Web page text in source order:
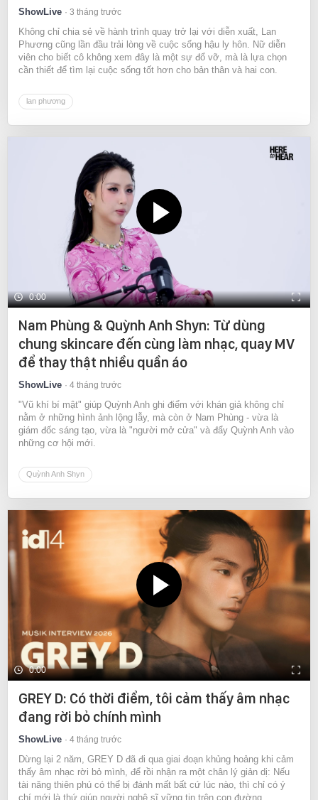
ShowLive 3 tháng trước
Không chỉ chia sẻ về hành trình quay trở lại với diễn xuất, Lan
Phương cũng lần đầu trải lòng về cuộc sống hậu ly hôn. Nữ diễn
viên cho biết cô không xem đây là một sự đổ vỡ, mà là lựa chọn
cần thiết để tìm lại cuộc sống tốt hơn cho bản thân và hai con.
lan phương
0:00
Nam Phùng & Quỳnh Anh Shyn: Từ dùng
chung skincare đến cùng làm nhạc, quay MV
để thay thật nhiều quần áo
ShowLive 4 tháng trước
"Vũ khí bí mật" giúp Quỳnh Anh ghi điểm với khán giả không chỉ
nằm ở những hình ảnh lộng lẫy, mà còn ở Nam Phùng - vừa là
giám đốc sáng tạo, vừa là "người mở cửa" và đẩy Quỳnh Anh vào
những cơ hội mới.
Quỳnh Anh Shyn
0:00
GREY D: Có thời điểm, tôi cảm thấy âm nhạc
đang rời bỏ chính mình
ShowLive 4 tháng trước
Dừng lại 2 năm, GREY D đã đi qua giai đoạn khủng hoảng khi cảm
thấy âm nhạc rời bỏ mình, để rồi nhận ra một chân lý giản dị: Nếu
tài năng thiên phú có thể bị đánh mất bất cứ lúc nào, thì chỉ có ý
chí mới là thứ giúp người nghệ sĩ vững tin trên con đường...